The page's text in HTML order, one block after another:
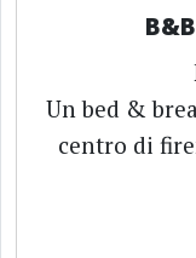
Un bed &
centro di